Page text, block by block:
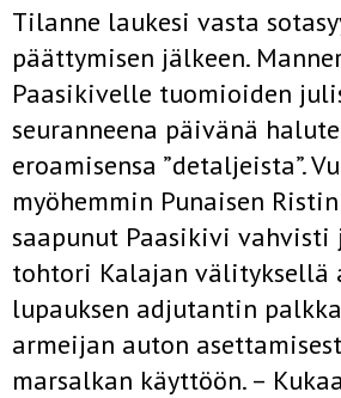
Tilanne laukesi vasta
päättymisen jälkeen.
Paasikivelle tuomioiden
seuranneena päivänä
eroamisensa ”detaljeista”.
myöhemmin Punaisen
saapunut Paasikivi vahvisti
tohtori Kalajan välityksellä
lupauksen adjutantin
armeijan auton
marsalkan käyttöön. –